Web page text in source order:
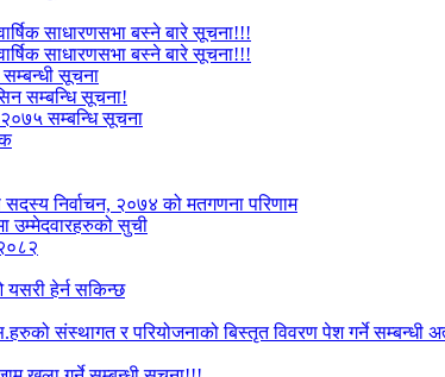
साधारणसभा बस्ने बारे सूचना!!!
साधारणसभा बस्ने बारे सूचना!!!
सूचना
सम्बन्धि सूचना!
२०७५ सम्बन्धि सूचना
निर्वाचन, २०७४ को मतगणना परिणाम
उम्मेदवारहरुको सुची
यसरी हेर्न सकिन्छ
संस्थागत र परियोजनाको बिस्तृत विवरण पेश गर्ने सम्बन्धी